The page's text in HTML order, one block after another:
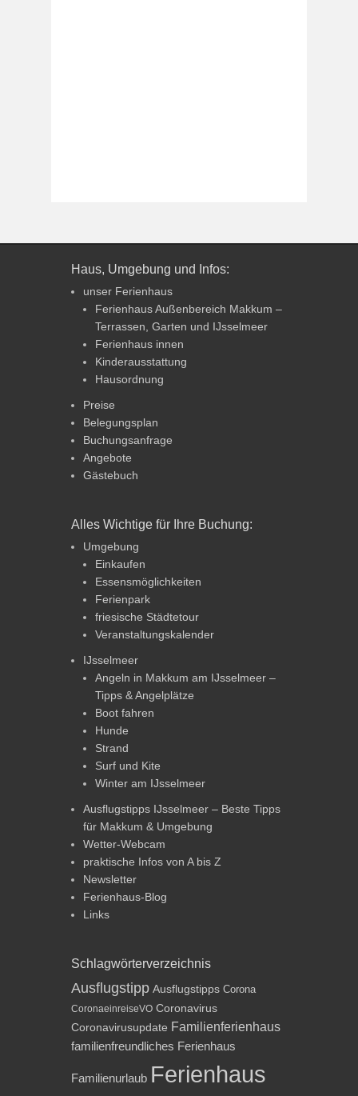
Haus, Umgebung und Infos:
unser Ferienhaus
Ferienhaus Außenbereich Makkum –
Terrassen, Garten und IJsselmeer
Ferienhaus innen
Kinderausstattung
Hausordnung
Preise
Belegungsplan
Buchungsanfrage
Angebote
Gästebuch
Alles Wichtige für Ihre Buchung:
Umgebung
Einkaufen
Essensmöglichkeiten
Ferienpark
friesische Städtetour
Veranstaltungskalender
IJsselmeer
Angeln in Makkum am IJsselmeer –
Tipps & Angelplätze
Boot fahren
Hunde
Strand
Surf und Kite
Winter am IJsselmeer
Ausflugstipps IJsselmeer – Beste Tipps
für Makkum & Umgebung
Wetter-Webcam
praktische Infos von A bis Z
Newsletter
Ferienhaus-Blog
Links
Schlagwörterverzeichnis
Ausflugstipp Ausflugstipps Corona
CoronaeinreiseVO Coronavirus
Coronavirusupdate Familienferienhaus
familienfreundliches Ferienhaus
Familienurlaub Ferienhaus